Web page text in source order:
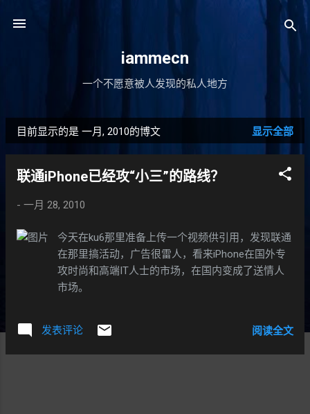
iammecn
一个不愿意被人发现的私人地方
博
文
目前显示的是 一月, 2010的博文 显示全部
联通iPhone已经攻“小三”的路线？
- 一月 28, 2010
今天在ku6那里准备上传一个视频供引用，发现联通
在那里搞活动，广告很雷人，看来iPhone在国外专
攻时尚和高端IT人士的市场，在国内变成了送情人
市场。
发表评论 阅读全文